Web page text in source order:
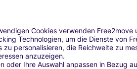
Ab
23,00 €